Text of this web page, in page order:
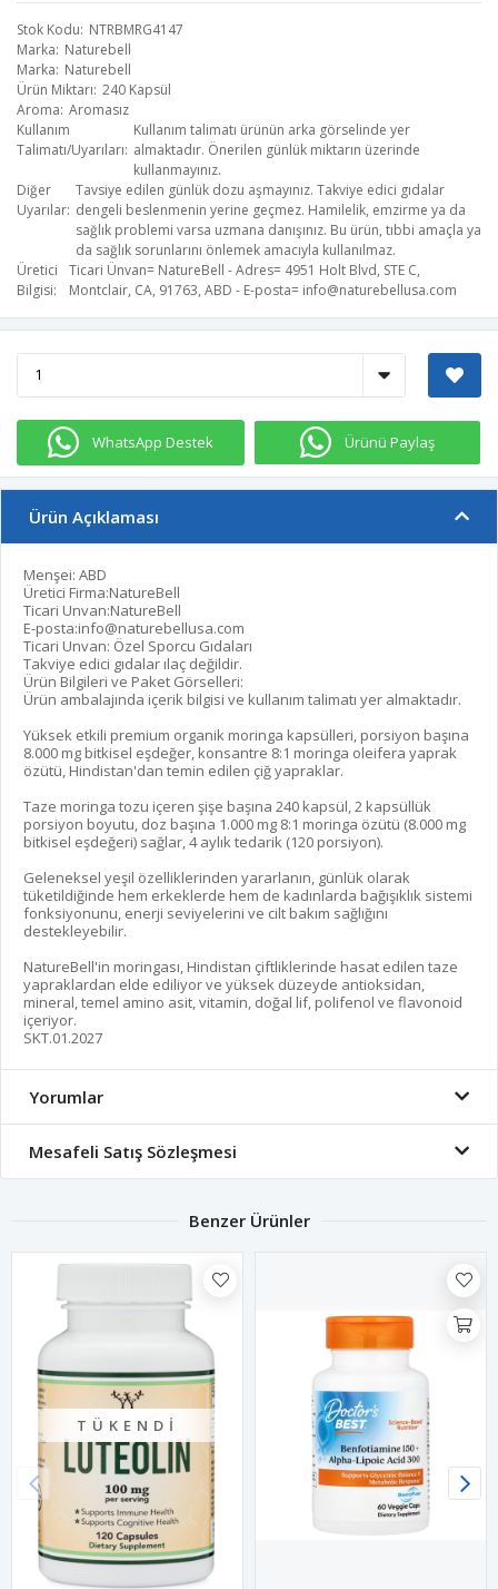
Stok Kodu NTRBMRG4147
Marka Naturebell
Marka Naturebell
Ürün Miktarı 240 Kapsül
Aroma Aromasız
Kullanım
Talimatı/Uyarıları
Kullanım talimatı ürünün arka görselinde yer
almaktadır. Önerilen günlük miktarın üzerinde
kullanmayınız.
Diğer
Uyarılar
Tavsiye edilen günlük dozu aşmayınız. Takviye edici gıdalar
dengeli beslenmenin yerine geçmez. Hamilelik, emzirme ya da
sağlık problemi varsa uzmana danışınız. Bu ürün, tıbbi amaçla ya
da sağlık sorunlarını önlemek amacıyla kullanılmaz.
Üretici
Bilgisi
Ticari Ünvan= NatureBell - Adres= 4951 Holt Blvd, STE C,
Montclair, CA, 91763, ABD - E-posta= info@naturebellusa.com
WhatsApp Destek Ürünü Paylaş
Ürün Açıklaması
Menşei: ABD
Üretici Firma:NatureBell
Ticari Unvan:NatureBell
E-posta:info@naturebellusa.com
Ticari Unvan: Özel Sporcu Gıdaları
Takviye edici gıdalar ılaç değildir.
Ürün Bilgileri ve Paket Görselleri:
Ürün ambalajında içerik bilgisi ve kullanım talimatı yer almaktadır.
Yüksek etkili premium organik moringa kapsülleri, porsiyon başına
8.000 mg bitkisel eşdeğer, konsantre 8:1 moringa oleifera yaprak
özütü, Hindistan'dan temin edilen çiğ yapraklar.
Taze moringa tozu içeren şişe başına 240 kapsül, 2 kapsüllük
porsiyon boyutu, doz başına 1.000 mg 8:1 moringa özütü (8.000 mg
bitkisel eşdeğeri) sağlar, 4 aylık tedarik (120 porsiyon).
Geleneksel yeşil özelliklerinden yararlanın, günlük olarak
tüketildiğinde hem erkeklerde hem de kadınlarda bağışıklık sistemi
fonksiyonunu, enerji seviyelerini ve cilt bakım sağlığını
destekleyebilir.
NatureBell'in moringası, Hindistan çiftliklerinde hasat edilen taze
yapraklardan elde ediliyor ve yüksek düzeyde antioksidan,
mineral, temel amino asit, vitamin, doğal lif, polifenol ve flavonoid
içeriyor.
SKT.01.2027
Yorumlar
Mesafeli Satış Sözleşmesi
Benzer Ürünler
TÜKENDI